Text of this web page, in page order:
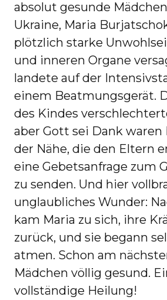
absolut gesunde
Ukraine, Maria
plötzlich starke
und inneren Organe
landete auf der
einem Beatmungsgerät.
des Kindes
aber Gott sei Dank waren
der Nähe, die den Eltern
eine Gebetsanfrage zum
zu senden. Und hier
unglaubliches Wunder:
kam Maria zu sich, ihre
zurück, und sie begann
atmen. Schon am
Mädchen völlig gesund.
vollständige Heilung!